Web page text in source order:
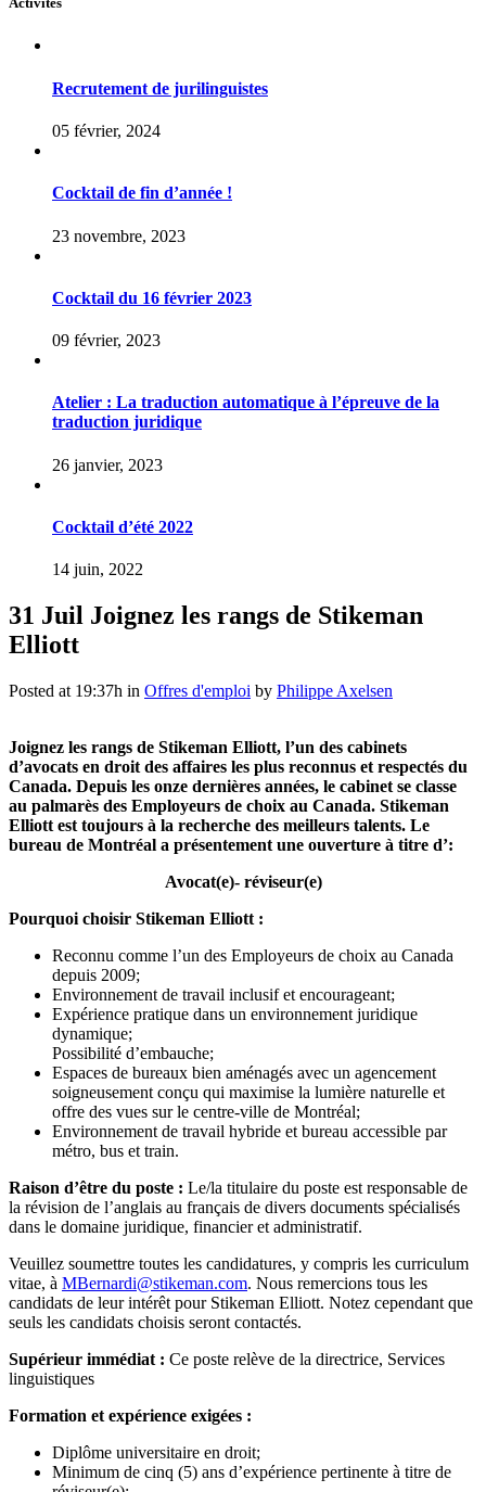
Recrutement de jurilinguistes
05 février, 2024
Cocktail de fin d’année !
23 novembre, 2023
Cocktail du 16 février 2023
09 février, 2023
Atelier : La traduction automatique à l’épreuve de la
traduction juridique
26 janvier, 2023
Cocktail d’été 2022
14 juin, 2022
31 Juil Joignez les rangs de Stikeman
Elliott
Posted at 19:37h in Offres d'emploi by Philippe Axelsen
Joignez les rangs de Stikeman Elliott, l’un des cabinets
d’avocats en droit des affaires les plus reconnus et respectés du
Canada. Depuis les onze dernières années, le cabinet se classe
au palmarès des Employeurs de choix au Canada. Stikeman
Elliott est toujours à la recherche des meilleurs talents. Le
bureau de Montréal a présentement une ouverture à titre d’:
Avocat(e)- réviseur(e)
Pourquoi choisir Stikeman Elliott :
Reconnu comme l’un des Employeurs de choix au Canada
depuis 2009;
Environnement de travail inclusif et encourageant;
Expérience pratique dans un environnement juridique
dynamique;
Possibilité d’embauche;
Espaces de bureaux bien aménagés avec un agencement
soigneusement conçu qui maximise la lumière naturelle et
offre des vues sur le centre-ville de Montréal;
Environnement de travail hybride et bureau accessible par
métro, bus et train.
Raison d’être du poste : Le/la titulaire du poste est responsable de
la révision de l’anglais au français de divers documents spécialisés
dans le domaine juridique, financier et administratif.
Veuillez soumettre toutes les candidatures, y compris les curriculum
vitae, à MBernardi@stikeman.com. Nous remercions tous les
candidats de leur intérêt pour Stikeman Elliott. Notez cependant que
seuls les candidats choisis seront contactés.
Supérieur immédiat : Ce poste relève de la directrice, Services
linguistiques
Formation et expérience exigées :
Diplôme universitaire en droit;
Minimum de cinq (5) ans d’expérience pertinente à titre de